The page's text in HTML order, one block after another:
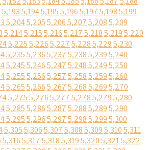
5,1935,1945,1955,1965,1975,1985,199
5,2045,2055,2065,2075,2085,209
5,2145,2155,2165,2175,2185,2195,220
5,2255,2265,2275,2285,2295,230
5,2355,2365,2375,2385,2395,240
5,2455,2465,2475,2485,2495,250
5,2555,2565,2575,2585,2595,260
5,2655,2665,2675,2685,2695,270
5,2755,2765,2775,2785,2795,280
5,2855,2865,2875,2885,2895,290
5,2955,2965,2975,2985,2995,300
5,3055,3065,3075,3085,3095,3105,311
5,3165,3175,3185,3195,3205,3215,322